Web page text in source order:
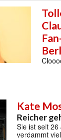
Kate
Reicher
Sie ist seit
verdammt